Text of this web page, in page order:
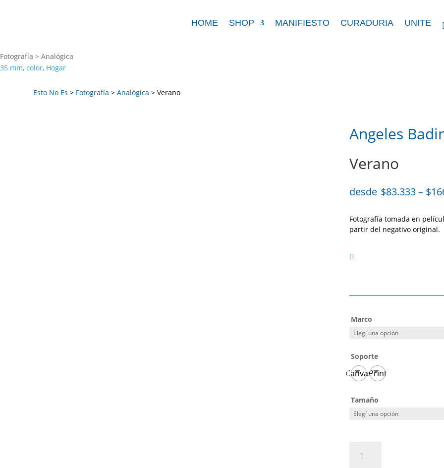
HOME SHOP MANIFIESTO CURADURIA UNITE
Fotografía > Analógica
35 mm, color, Hogar
Esto No Es > Fotografía >Analógica > Verano
Angeles
Verano
$83.333– $
Fotografía tomada en
partir del negativo original.

Marco
Soporte
CanvasPrint
Tamaño
cantidad